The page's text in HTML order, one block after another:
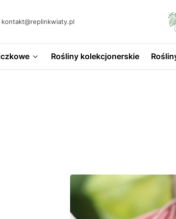
kontakt@replinkwiaty.pl
Rośliny kolekcjonerskie